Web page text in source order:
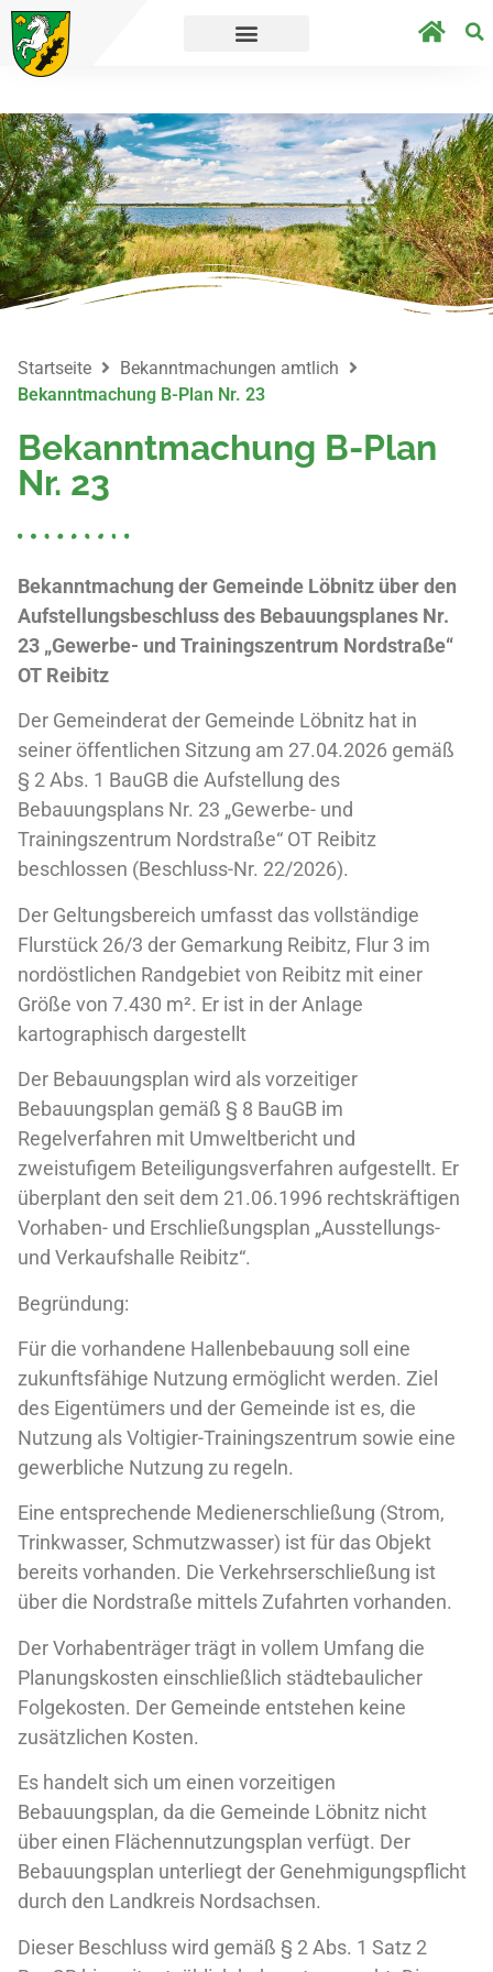
direkt zur Umfrage.
Startseite
Bekanntmachungen amtlich
Bekanntmachung B-Plan Nr. 23
Bekanntmachung B-Plan
Nr. 23
Bekanntmachung der Gemeinde Löbnitz über den
Aufstellungsbeschluss des Bebauungsplanes Nr.
23 „Gewerbe- und Trainingszentrum Nordstraße“
OT Reibitz
Der Gemeinderat der Gemeinde Löbnitz hat in
seiner öffentlichen Sitzung am 27.04.2026 gemäß
§ 2 Abs. 1 BauGB die Aufstellung des
Bebauungsplans Nr. 23 „Gewerbe- und
Trainingszentrum Nordstraße“ OT Reibitz
beschlossen (Beschluss-Nr. 22/2026).
Der Geltungsbereich umfasst das vollständige
Flurstück 26/3 der Gemarkung Reibitz, Flur 3 im
nordöstlichen Randgebiet von Reibitz mit einer
Größe von 7.430 m². Er ist in der Anlage
kartographisch dargestellt
Der Bebauungsplan wird als vorzeitiger
Bebauungsplan gemäß § 8 BauGB im
Regelverfahren mit Umweltbericht und
zweistufigem Beteiligungsverfahren aufgestellt. Er
überplant den seit dem 21.06.1996 rechtskräftigen
Vorhaben- und Erschließungsplan „Ausstellungs-
und Verkaufshalle Reibitz“.
Begründung:
Für die vorhandene Hallenbebauung soll eine
zukunftsfähige Nutzung ermöglicht werden. Ziel
des Eigentümers und der Gemeinde ist es, die
Nutzung als Voltigier-Trainingszentrum sowie eine
gewerbliche Nutzung zu regeln.
Eine entsprechende Medienerschließung (Strom,
Trinkwasser, Schmutzwasser) ist für das Objekt
bereits vorhanden. Die Verkehrserschließung ist
über die Nordstraße mittels Zufahrten vorhanden.
Der Vorhabenträger trägt in vollem Umfang die
Planungskosten einschließlich städtebaulicher
Folgekosten. Der Gemeinde entstehen keine
zusätzlichen Kosten.
Es handelt sich um einen vorzeitigen
Bebauungsplan, da die Gemeinde Löbnitz nicht
über einen Flächennutzungsplan verfügt. Der
Bebauungsplan unterliegt der Genehmigungspflicht
durch den Landkreis Nordsachsen.
Dieser Beschluss wird gemäß § 2 Abs. 1 Satz 2